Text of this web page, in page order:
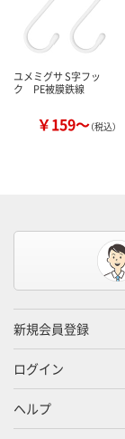
ユメミグサ S字フッ
ク PE被膜鉄線
￥159～（税込）
新規会員登録
ログイン
ヘルプ